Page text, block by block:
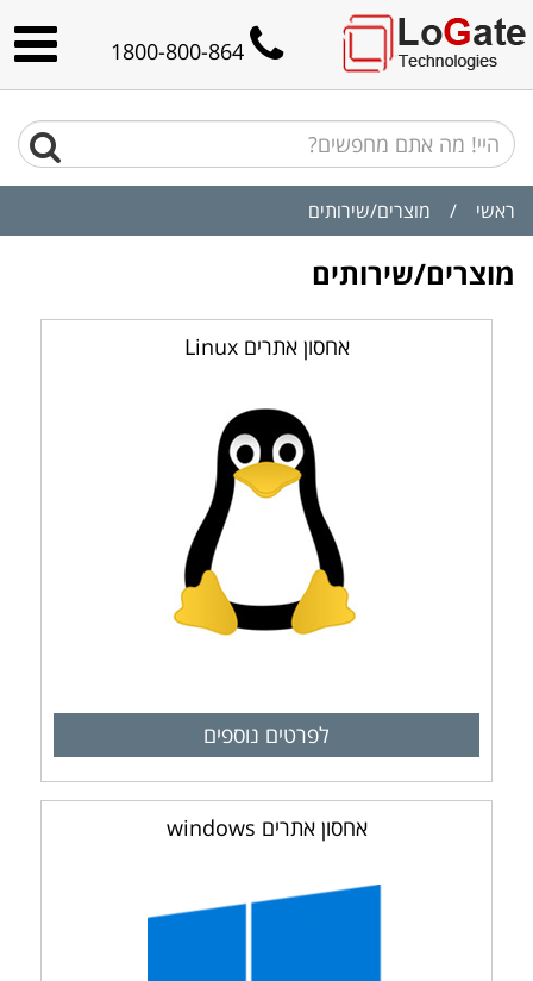
ראשי / מוצרים/שירותים
מוצרים/שירותים
אחסון אתרים Linux
לפרטים נוספים
אחסון אתרים windows